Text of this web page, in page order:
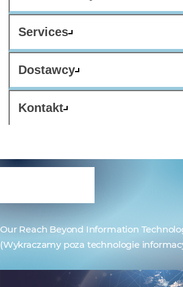
Services
Dostawcy
Kontakt
Our Reach Beyond Information
(Wykraczamy poza technologie